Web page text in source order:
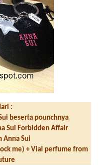
:
beserta pounchnya
Sui Forbidden Affair
Anna Sui
me) + Vial perfume from